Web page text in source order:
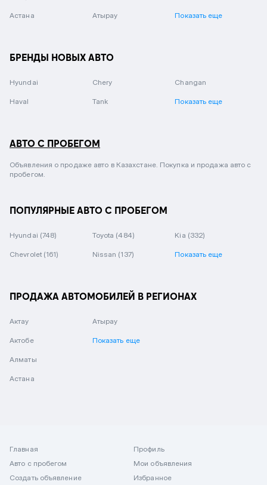
Астана Атырау Показать еще
БРЕНДЫ НОВЫХ АВТО
Hyundai Chery Changan
Haval Tank Показать еще
АВТО С ПРОБЕГОМ
Объявления о продаже авто в Казахстане. Покупка и продажа авто с
пробегом.
ПОПУЛЯРНЫЕ АВТО С ПРОБЕГОМ
Hyundai (748) Toyota (484) Kia (332)
Chevrolet (161) Nissan (137) Показать еще
ПРОДАЖА АВТОМОБИЛЕЙ В РЕГИОНАХ
Актау
Актобе
Алматы
Астана
Атырау
Показать еще
Главная
Авто с пробегом
Создать объявление
Профиль
Мои объявления
Избранное